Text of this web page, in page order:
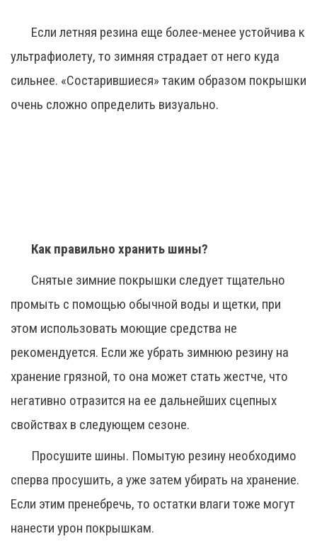
Если летняя резина еще более-менее устойчива к
ультрафиолету, то зимняя страдает от него куда
сильнее. «Состарившиеся» таким образом покрышки
очень сложно определить визуально.
Как правильно хранить шины?
Снятые зимние покрышки следует тщательно
промыть с помощью обычной воды и щетки, при
этом использовать моющие средства не
рекомендуется. Если же убрать зимнюю резину на
хранение грязной, то она может стать жестче, что
негативно отразится на ее дальнейших сцепных
свойствах в следующем сезоне.
Просушите шины. Помытую резину необходимо
сперва просушить, а уже затем убирать на хранение.
Если этим пренебречь, то остатки влаги тоже могут
нанести урон покрышкам.